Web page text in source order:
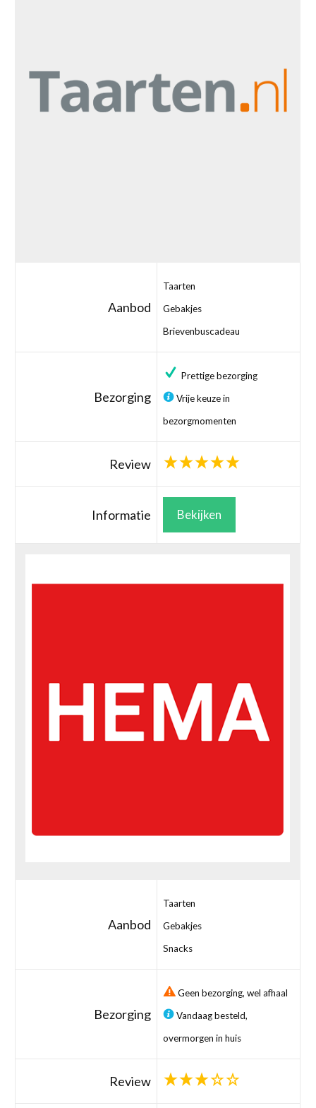
Aanbod
Taarten
Gebakjes
Brievenbuscadeau
Bezorging
Prettige bezorging
Vrije keuze in
bezorgmomenten
Review
Informatie Bekijken
Aanbod
Taarten
Gebakjes
Snacks
Bezorging
Geen bezorging, wel afhaal
Vandaag besteld,
overmorgen in huis
Review